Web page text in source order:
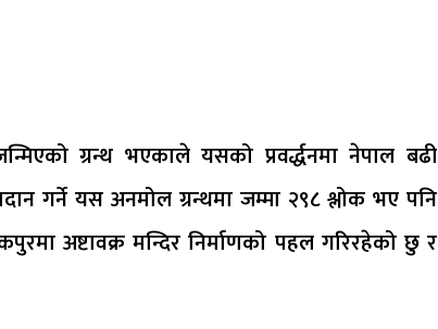
ग्रन्थ भएकाले यसको प्रवर्द्धनमा नेपाल बढी
गर्ने यस अनमोल ग्रन्थमा जम्मा २९८ श्लोक भए पनि
अष्टावक्र मन्दिर निर्माणको पहल गरिरहेको छु र